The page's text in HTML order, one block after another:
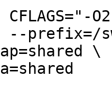
prefix=/
\